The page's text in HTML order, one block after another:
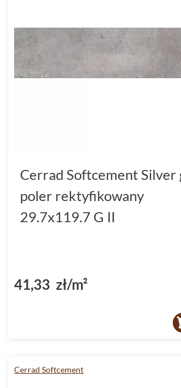
Cerrad Softcement Silver
poler rektyfikowany
29.7x119.7 G II
41,33 zł/m²
Cerrad Softcement